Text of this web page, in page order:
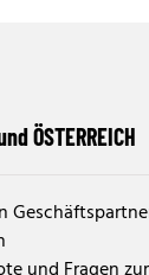
ÖSTERREICH